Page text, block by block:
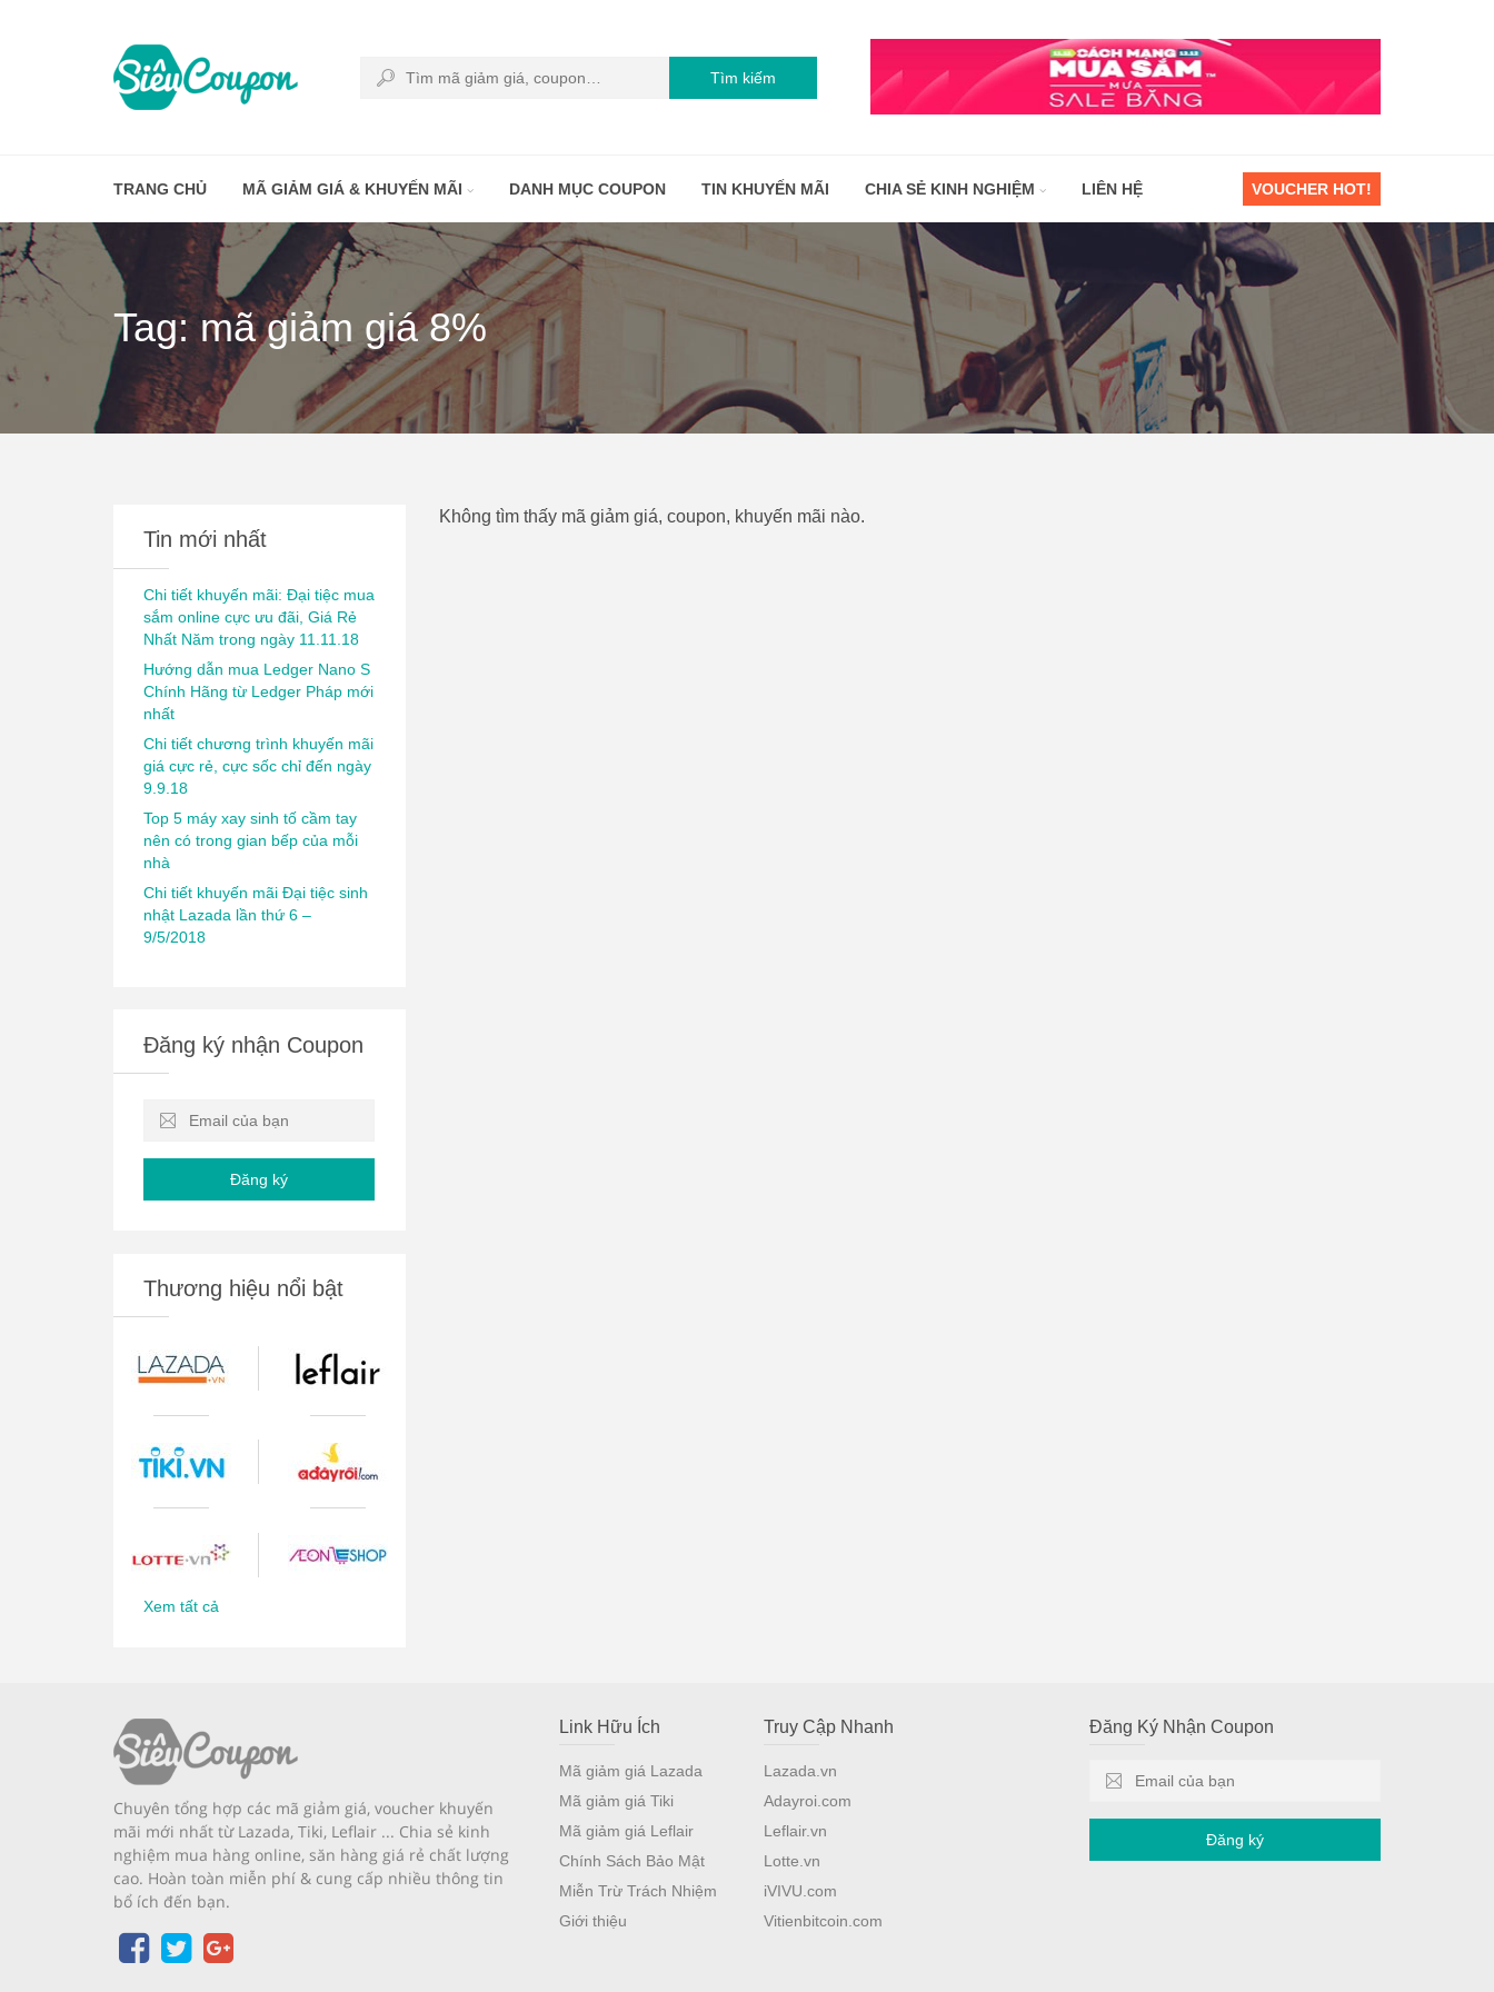
Tìm kiếm
TRANG CHỦ MÃ GIẢM GIÁ & KHUYẾN MÃI DANH MỤC COUPON TIN KHUYẾN MÃI CHIA SẺ KINH NGHIỆM LIÊN HỆ VOUCHER HOT!
Tag: mã giảm giá 8%
Tin mới nhất
Chi tiết khuyến mãi: Đại tiệc mua
sắm online cực ưu đãi, Giá Rẻ
Nhất Năm trong ngày 11.11.18
Hướng dẫn mua Ledger Nano S
Chính Hãng từ Ledger Pháp mới
nhất
Chi tiết chương trình khuyến mãi
giá cực rẻ, cực sốc chỉ đến ngày
9.9.18
Top 5 máy xay sinh tố cầm tay
nên có trong gian bếp của mỗi
nhà
Chi tiết khuyến mãi Đại tiệc sinh
nhật Lazada lần thứ 6 –
9/5/2018
Đăng ký nhận Coupon
Đăng ký
Thương hiệu nổi bật
Xem tất cả
Không tìm thấy mã giảm giá, coupon, khuyến mãi nào.
Chuyên tổng hợp các mã giảm giá, voucher khuyến
mãi mới nhất từ Lazada, Tiki, Leflair ... Chia sẻ kinh
nghiệm mua hàng online, săn hàng giá rẻ chất lượng
cao. Hoàn toàn miễn phí & cung cấp nhiều thông tin
bổ ích đến bạn.
Link Hữu Ích
Mã giảm giá Lazada
Mã giảm giá Tiki
Mã giảm giá Leflair
Chính Sách Bảo Mật
Miễn Trừ Trách Nhiệm
Giới thiệu
Truy Cập Nhanh
Lazada.vn
Adayroi.com
Leflair.vn
Lotte.vn
iVIVU.com
Vitienbitcoin.com
Đăng Ký Nhận Coupon
Đăng ký